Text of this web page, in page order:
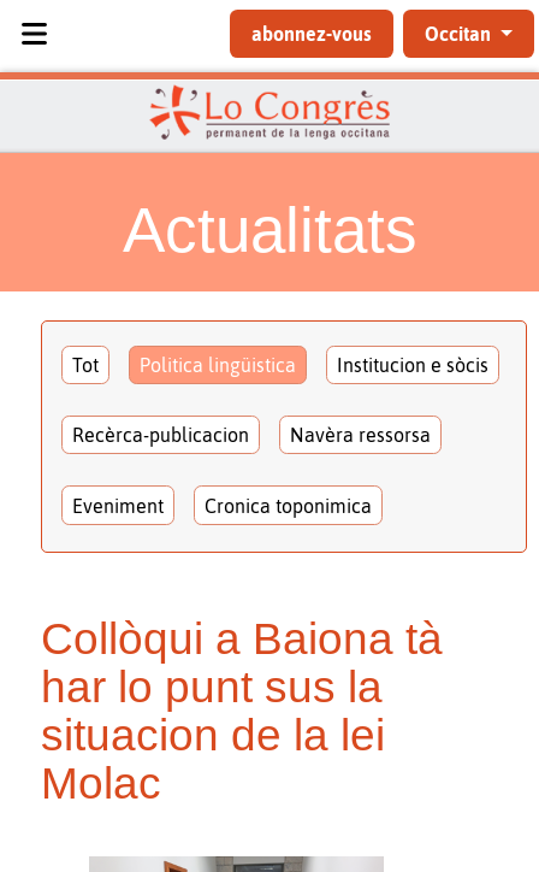
abonnez-vous Occitan
Actualitats
Tot Politica lingüistica Institucion e sòcis
Recèrca-publicacion Navèra ressorsa
Eveniment Cronica toponimica
Collòqui a Baiona tà
har lo punt sus la
situacion de la lei
Molac